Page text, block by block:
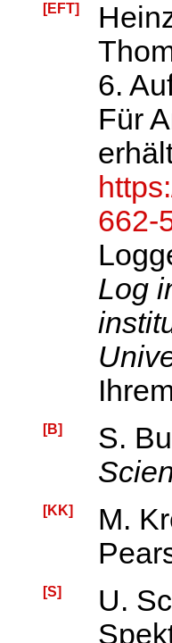
[EFT]
6.
Für
662-
Log
[B] S.
[KK]
M.
[S] U.